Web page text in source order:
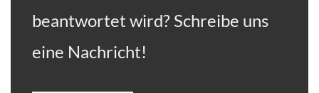
beantwortet wird? Schreibe uns
eine Nachricht!